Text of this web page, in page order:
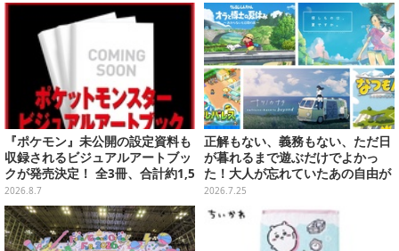
『ポケモン』未公開の設定資料も
収録されるビジュアルアートブッ
クが発売決定！ 全3冊、合計約1,5
00ページの大ボリュームでシリー
ズ30年を振り返る
2026.8.7
正解もない、義務もない、ただ日
が暮れるまで遊ぶだけでよかっ
た！大人が忘れていたあの自由が
蘇るノスタルジー夏休みゲームお
すすめ5選【特集】
2026.7.25